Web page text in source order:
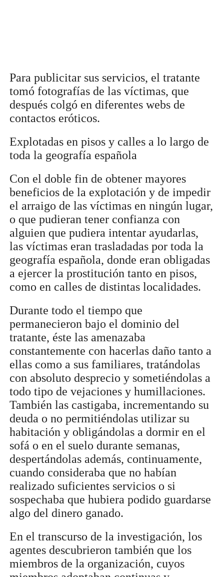
Para publicitar sus servicios, el tratante
tomó fotografías de las víctimas, que
después colgó en diferentes webs de
contactos eróticos.
Explotadas en pisos y calles a lo largo de
toda la geografía española
Con el doble fin de obtener mayores
beneficios de la explotación y de impedir
el arraigo de las víctimas en ningún lugar,
o que pudieran tener confianza con
alguien que pudiera intentar ayudarlas,
las víctimas eran trasladadas por toda la
geografía española, donde eran obligadas
a ejercer la prostitución tanto en pisos,
como en calles de distintas localidades.
Durante todo el tiempo que
permanecieron bajo el dominio del
tratante, éste las amenazaba
constantemente con hacerlas daño tanto a
ellas como a sus familiares, tratándolas
con absoluto desprecio y sometiéndolas a
todo tipo de vejaciones y humillaciones.
También las castigaba, incrementando su
deuda o no permitiéndolas utilizar su
habitación y obligándolas a dormir en el
sofá o en el suelo durante semanas,
despertándolas además, continuamente,
cuando consideraba que no habían
realizado suficientes servicios o si
sospechaba que hubiera podido guardarse
algo del dinero ganado.
En el transcurso de la investigación, los
agentes descubrieron también que los
miembros de la organización, cuyos